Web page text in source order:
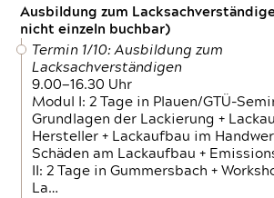
Ausbildung zum
nicht einzeln buchbar)
Termin 1/10: Ausbildung zum
Lacksachverständigen
9.00—16.30 Uhr
Modul I: 2 Tage in Plauen/GTÜ-
Grundlagen der Lackierung +
Hersteller + Lackaufbau im
Schäden am Lackaufbau +
II: 2 Tage in Gummersbach +
La…